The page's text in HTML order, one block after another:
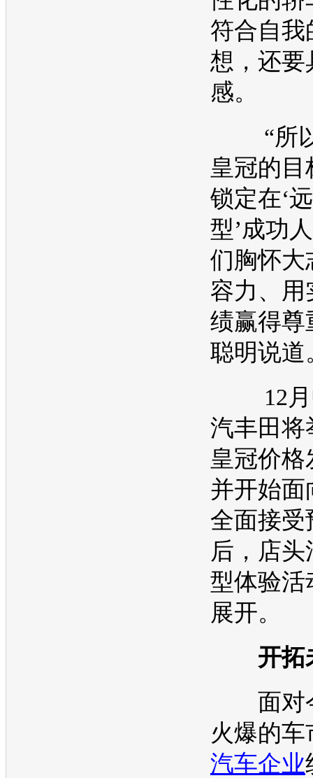
符合自我
想，还要
感。
“所以
皇冠的目
锁定在‘
型’成功
们胸怀大
容力、用
绩赢得尊
聪明说道
12月
汽丰田将
皇冠价格
并开始面
全面接受
后，店
型体验活
展开。
开拓
面对
火爆的
汽车企业